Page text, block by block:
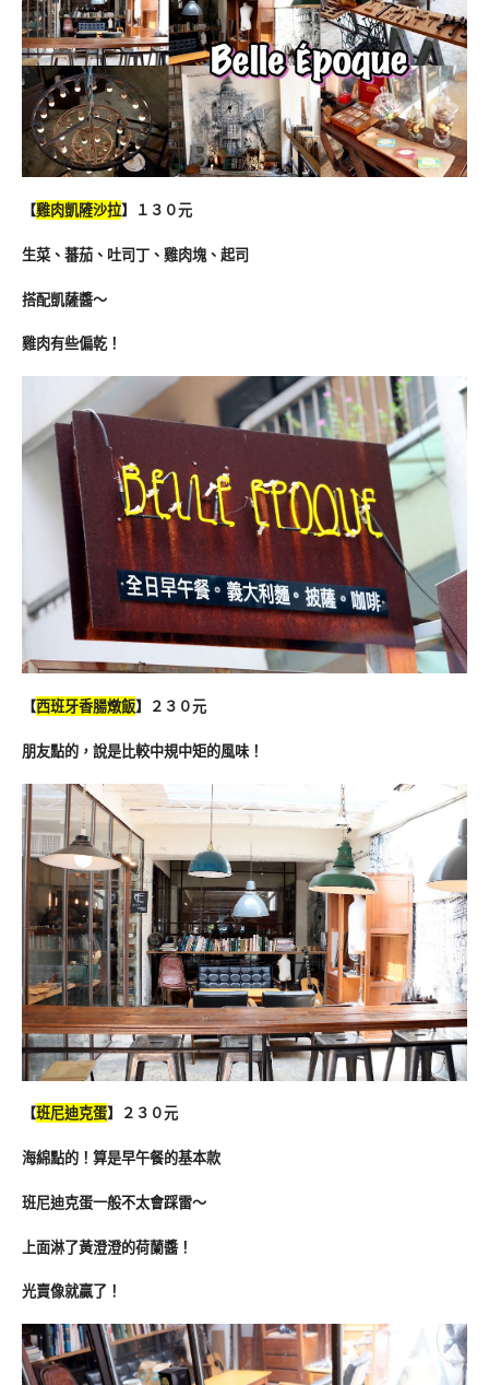
【雞肉凱隡沙拉】１３０元
生菜、蕃茄、吐司丁、雞肉塊、起司
搭配凱薩醬～
雞肉有些偏乾！
【西班牙香腸燉飯】２３０元
朋友點的，說是比較中規中矩的風味！
【班尼迪克蛋】２３０元
海綿點的！算是早午餐的基本款
班尼迪克蛋一般不太會踩雷～
上面淋了黃澄澄的荷蘭醬！
光賣像就贏了！